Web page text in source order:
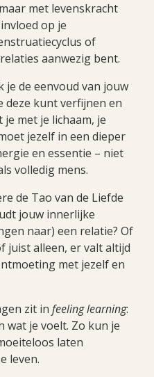
met levenskracht
op je
of
aanwezig bent.
je de eenvoud van jouw
deze kunt verfijnen en
met je lichaam, je
jezelf in een dieper
en essentie – niet
volledig mens.
de Tao van de Liefde
jouw innerlijke
naar) een relatie? Of
juist alleen, er valt altijd
met jezelf en
zit in feeling learning:
wat je voelt. Zo kun je
laten
leven.